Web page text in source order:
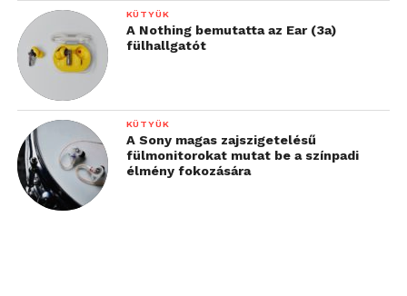
KÜTYÜK
A Nothing bemutatta az Ear (3a)
fülhallgatót
KÜTYÜK
A Sony magas zajszigetelésű
fülmonitorokat mutat be a színpadi
élmény fokozására